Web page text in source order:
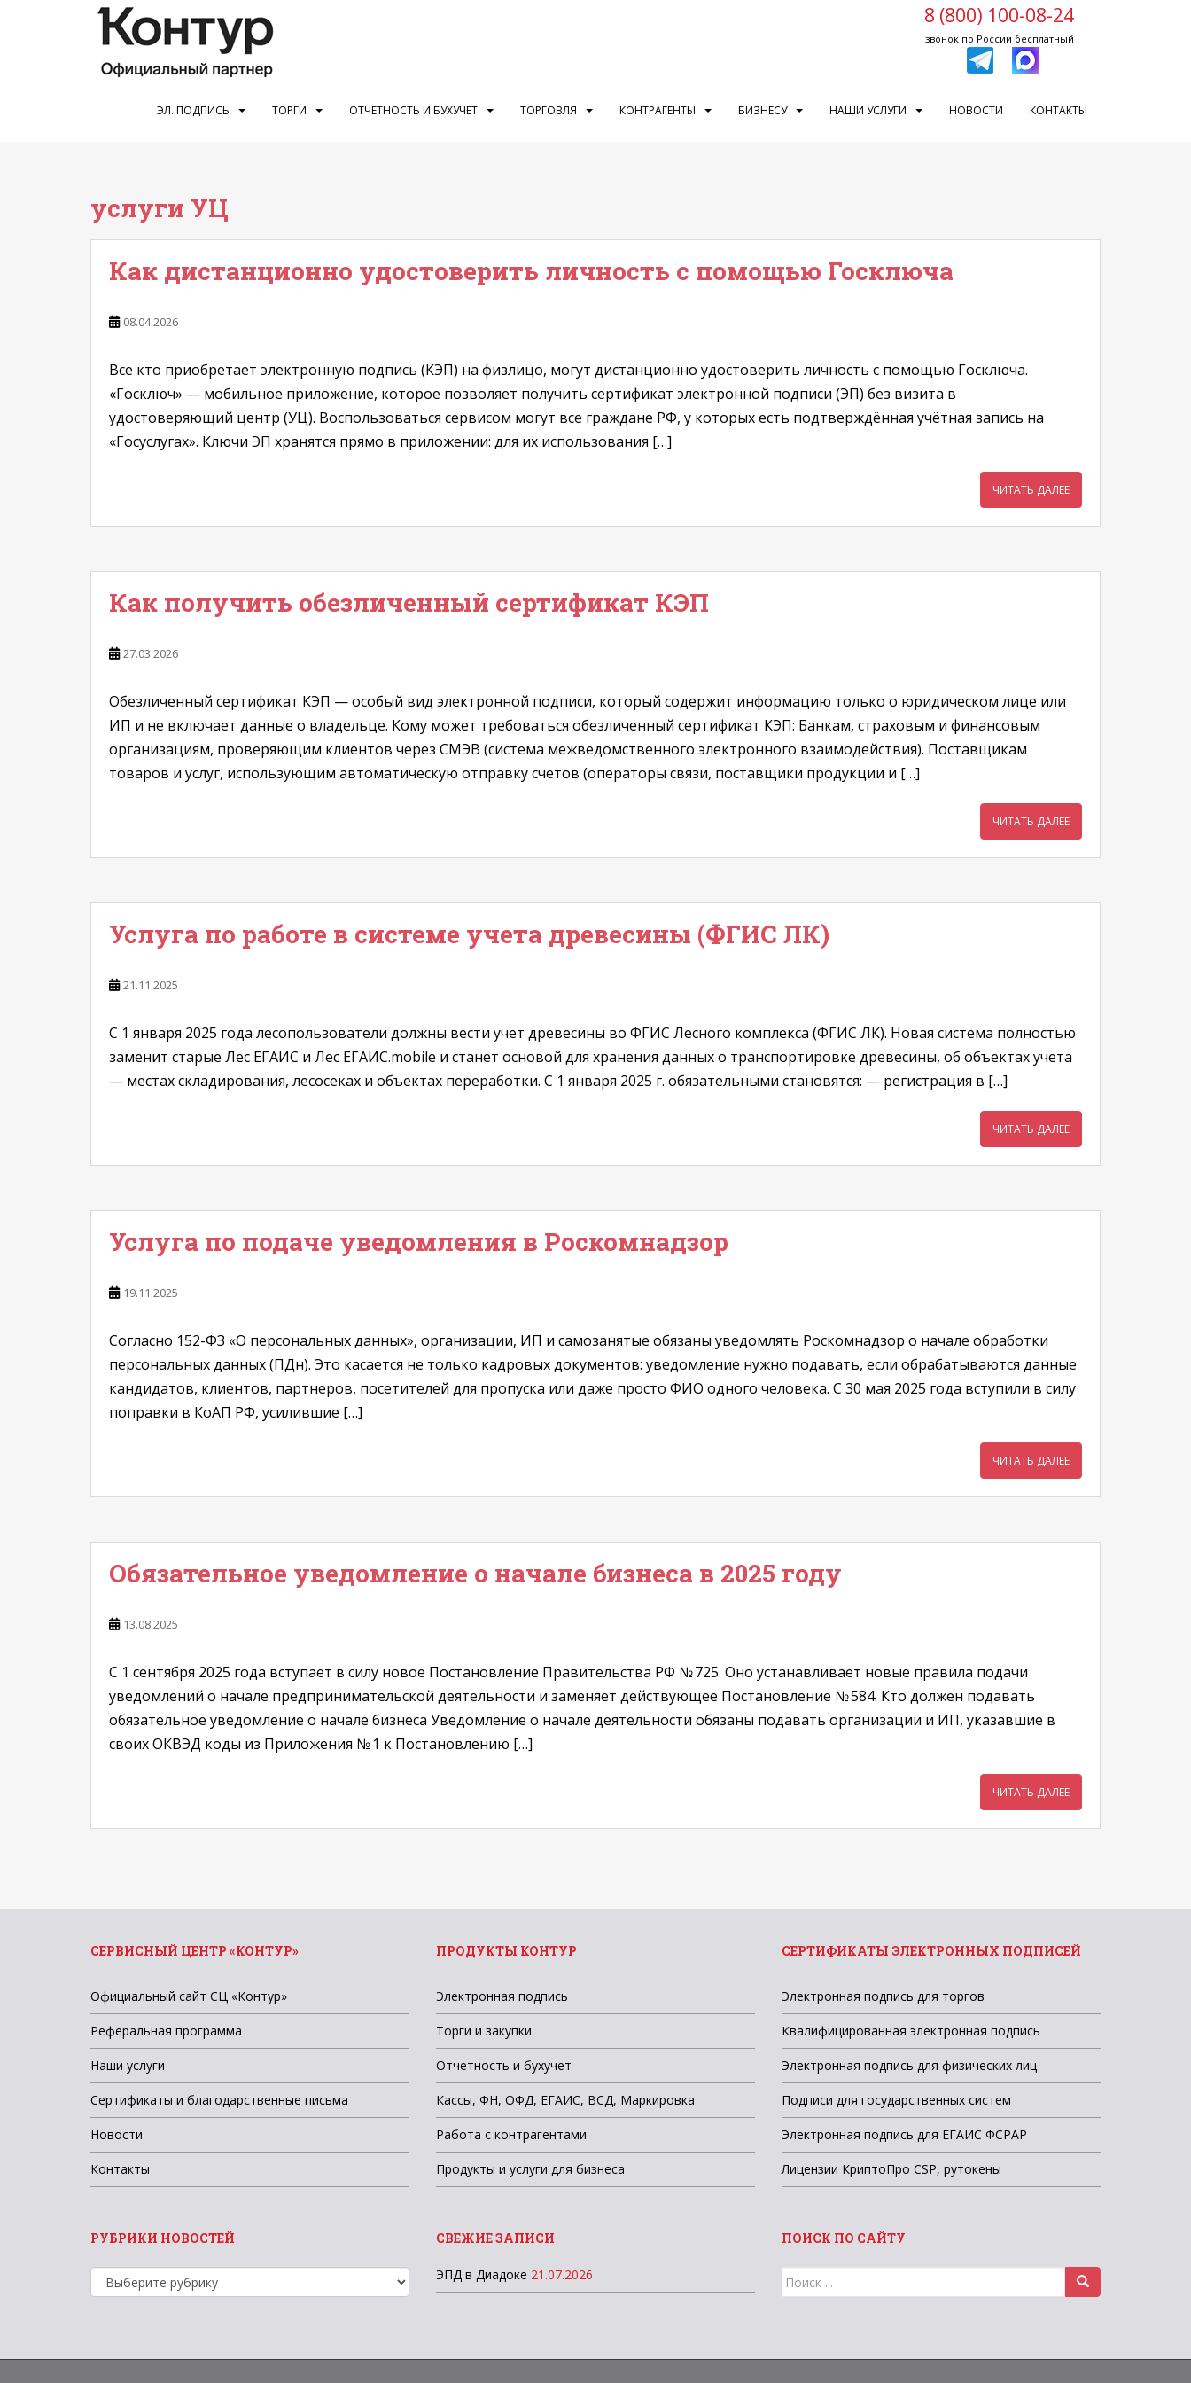
8 (800) 100-08-24
звонок по России бесплатный
ЭЛ. ПОДПИСЬ ТОРГИ ОТЧЕТНОСТЬ И БУХУЧЕТ ТОРГОВЛЯ КОНТРАГЕНТЫ БИЗНЕСУ НАШИ УСЛУГИ НОВОСТИ КОНТАКТЫ
услуги УЦ
Как дистанционно удостоверить личность с помощью Госключа
08.04.2026
Все кто приобретает электронную подпись (КЭП) на физлицо, могут дистанционно удостоверить личность с помощью Госключа.
«Госключ» — мобильное приложение, которое позволяет получить сертификат электронной подписи (ЭП) без визита в
удостоверяющий центр (УЦ). Воспользоваться сервисом могут все граждане РФ, у которых есть подтверждённая учётная запись на
«Госуслугах». Ключи ЭП хранятся прямо в приложении: для их использования […]
ЧИТАТЬ ДАЛЕЕ
Как получить обезличенный сертификат КЭП
27.03.2026
Обезличенный сертификат КЭП — особый вид электронной подписи, который содержит информацию только о юридическом лице или
ИП и не включает данные о владельце. Кому может требоваться обезличенный сертификат КЭП: Банкам, страховым и финансовым
организациям, проверяющим клиентов через СМЭВ (система межведомственного электронного взаимодействия). Поставщикам
товаров и услуг, использующим автоматическую отправку счетов (операторы связи, поставщики продукции и […]
ЧИТАТЬ ДАЛЕЕ
Услуга по работе в системе учета древесины (ФГИС ЛК)
21.11.2025
С 1 января 2025 года лесопользователи должны вести учет древесины во ФГИС Лесного комплекса (ФГИС ЛК). Новая система полностью
заменит старые Лес ЕГАИС и Лес ЕГАИС.mobile и станет основой для хранения данных о транспортировке древесины, об объектах учета
— местах складирования, лесосеках и объектах переработки. С 1 января 2025 г. обязательными становятся: — регистрация в […]
ЧИТАТЬ ДАЛЕЕ
Услуга по подаче уведомления в Роскомнадзор
19.11.2025
Согласно 152-ФЗ «О персональных данных», организации, ИП и самозанятые обязаны уведомлять Роскомнадзор о начале обработки
персональных данных (ПДн). Это касается не только кадровых документов: уведомление нужно подавать, если обрабатываются данные
кандидатов, клиентов, партнеров, посетителей для пропуска или даже просто ФИО одного человека. С 30 мая 2025 года вступили в силу
поправки в КоАП РФ, усилившие […]
ЧИТАТЬ ДАЛЕЕ
Обязательное уведомление о начале бизнеса в 2025 году
13.08.2025
С 1 сентября 2025 года вступает в силу новое Постановление Правительства РФ № 725. Оно устанавливает новые правила подачи
уведомлений о начале предпринимательской деятельности и заменяет действующее Постановление № 584. Кто должен подавать
обязательное уведомление о начале бизнеса Уведомление о начале деятельности обязаны подавать организации и ИП, указавшие в
своих ОКВЭД коды из Приложения № 1 к Постановлению […]
ЧИТАТЬ ДАЛЕЕ
СЕРВИСНЫЙ ЦЕНТР «КОНТУР»
Официальный сайт СЦ «Контур»
Реферальная программа
Наши услуги
Сертификаты и благодарственные письма
Новости
Контакты
РУБРИКИ НОВОСТЕЙ
Рубрики
новостей
ПРОДУКТЫ КОНТУР
Электронная подпись
Торги и закупки
Отчетность и бухучет
Кассы, ФН, ОФД, ЕГАИС, ВСД, Маркировка
Работа с контрагентами
Продукты и услуги для бизнеса
СВЕЖИЕ ЗАПИСИ
ЭПД в Диадоке 21.07.2026
СЕРТИФИКАТЫ ЭЛЕКТРОННЫХ ПОДПИСЕЙ
Электронная подпись для торгов
Квалифицированная электронная подпись
Электронная подпись для физических лиц
Подписи для государственных систем
Электронная подпись для ЕГАИС ФСРАР
Лицензии КриптоПро CSP, рутокены
ПОИСК ПО САЙТУ
Поиск
для: